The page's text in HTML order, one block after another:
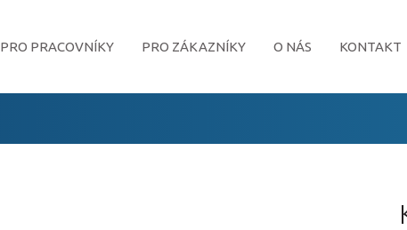
PRO PRACOVNÍKY PRO ZÁKAZNÍKY O NÁS KONTAKT